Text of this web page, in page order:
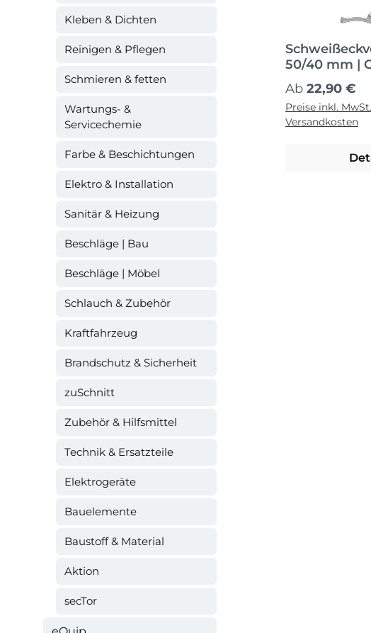
Kleben & Dichten
Reinigen & Pflegen
Schmieren & fetten
Wartungs- &
Servicechemie
Farbe & Beschichtungen
Elektro & Installation
Sanitär & Heizung
Beschläge | Bau
Beschläge | Möbel
Schlauch & Zubehör
Kraftfahrzeug
Brandschutz & Sicherheit
zuSchnitt
Zubehör & Hilfsmittel
Technik & Ersatzteile
Elektrogeräte
Bauelemente
Baustoff & Material
Aktion
secTor
50/40 mm |
Regulärer
Ab 22,90 €
Preise inkl.
Versandkosten